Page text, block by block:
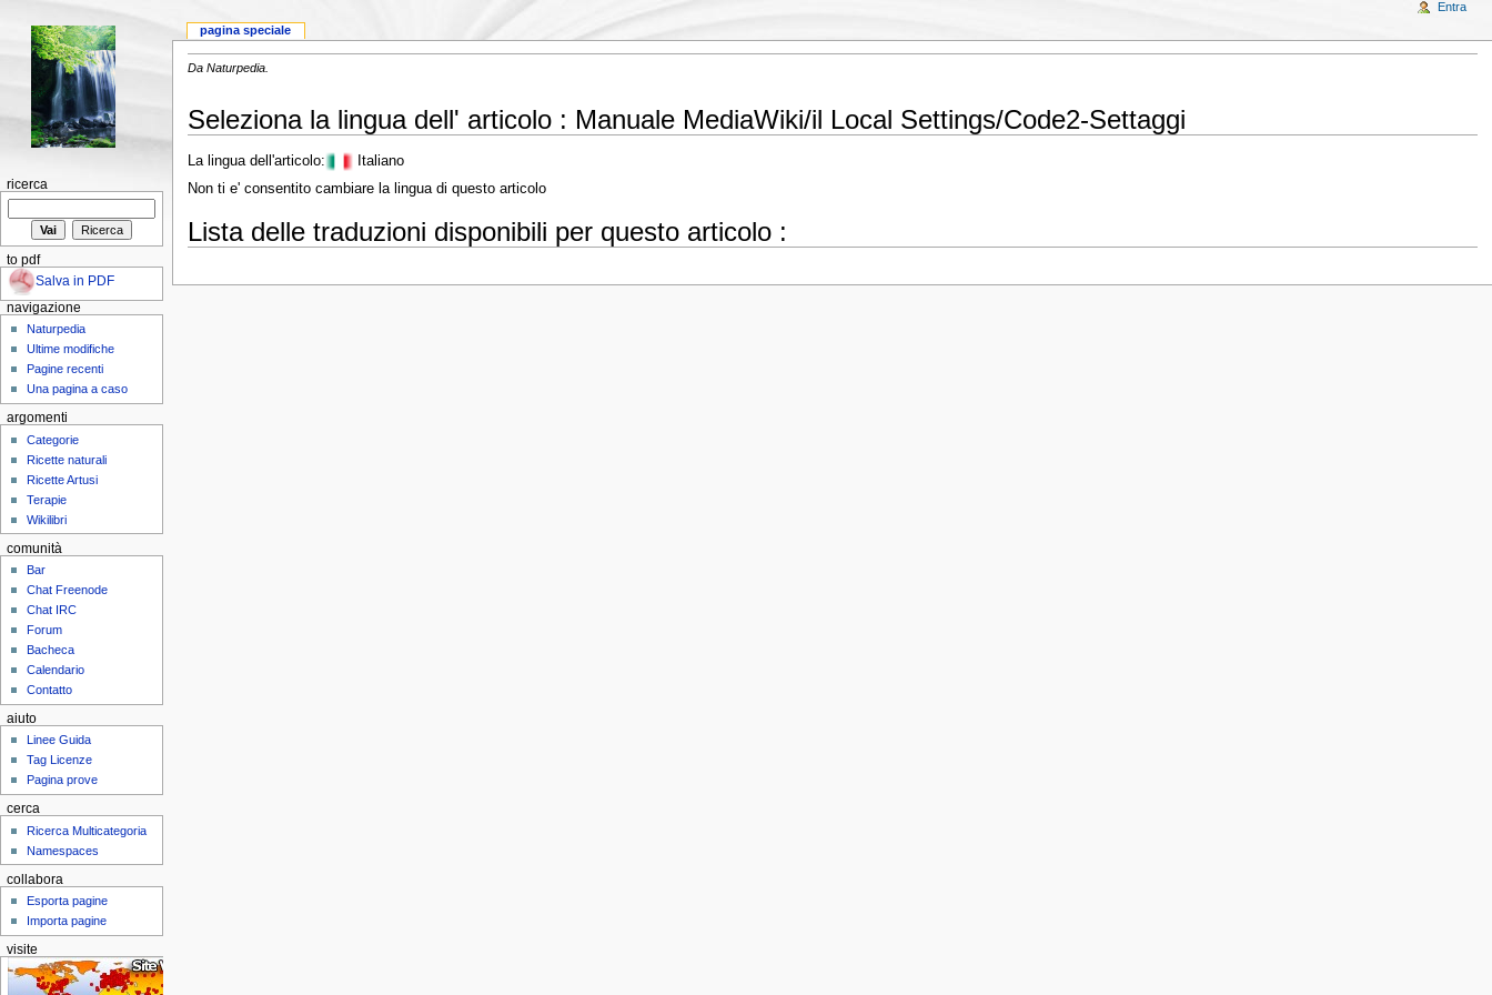
Da Naturpedia.
Seleziona la lingua dell' articolo : Manuale MediaWiki/il Local Settings/Code2-Settaggi
La lingua dell'articolo:
Italiano
Non ti e' consentito cambiare la lingua di questo articolo
Lista delle traduzioni disponibili per questo articolo :
pagina speciale
Entra
ricerca
to pdf
Salva in PDF
navigazione
Naturpedia
Ultime modifiche
Pagine recenti
Una pagina a caso
argomenti
Categorie
Ricette naturali
Ricette Artusi
Terapie
Wikilibri
comunità
Bar
Chat Freenode
Chat IRC
Forum
Bacheca
Calendario
Contatto
aiuto
Linee Guida
Tag Licenze
Pagina prove
cerca
Ricerca Multicategoria
Namespaces
collabora
Esporta pagine
Importa pagine
visite